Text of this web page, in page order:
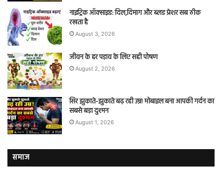
नाइट्रिक ऑक्साइड: दिल,दिमाग और ब्लड प्रेशर सब ठीक
रखता है
August 3, 2026
जीवन के हर पड़ाव के लिए सही पोषण
August 2, 2026
सिर झुकाते-झुकाते बढ़ रही उम्र! मोबाइल बना आपकी गर्दन का
सबसे बड़ा दुश्मन
August 1, 2026
समाज